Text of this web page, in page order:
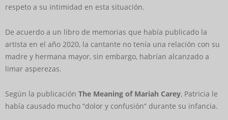
respeto a su intimidad en esta situación.
De acuerdo a un libro de memorias que había publicado la
artista en el año 2020, la cantante no tenía una relación con su
madre y hermana mayor, sin embargo, habrían alcanzado a
limar asperezas.
Según la publicación The Meaning of Mariah Carey, Patricia le
había causado mucho “dolor y confusión” durante su infancia.